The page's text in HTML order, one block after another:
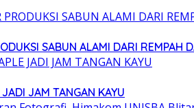
SABUN ALAMI DARI REMPAH
JAM TANGAN KAYU